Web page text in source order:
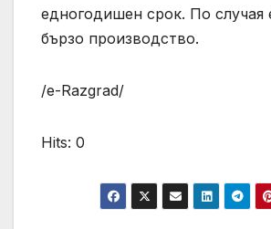
едногодишен срок. По случая
бързо производство.
/e-Razgrad/
Hits: 0